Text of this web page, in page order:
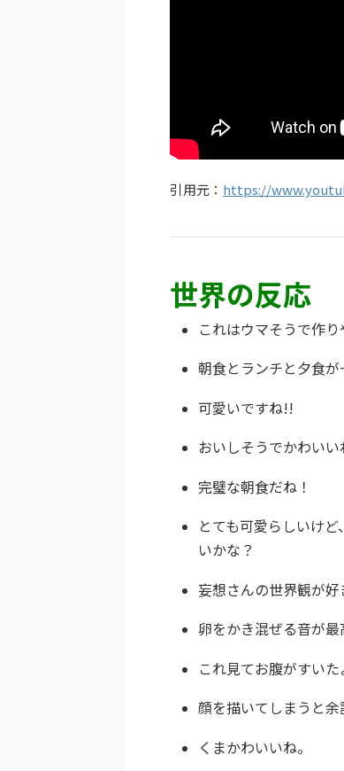
引用元： https://
世界の反応
これはウマそうで作り
朝食とランチと夕食が
可愛いですね!!
おいしそうでかわいい
完璧な朝食だね！
とても可愛らしいけ
いかな？
妄想さんの世界観が好
卵をかき混ぜる音が最
これ見てお腹がすいた
顔を描いてしまうと
くまかわいいね。